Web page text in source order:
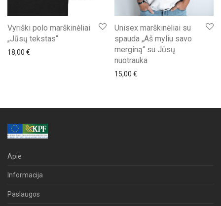
Vyriški polo marškinėliai
„Jūsų tekstas“
18,00 €
Unisex marškinėliai su
spauda „Aš myliu savo
merginą“ su Jūsų
nuotrauka
15,00 €
Apie
Informacija
Paslaugos